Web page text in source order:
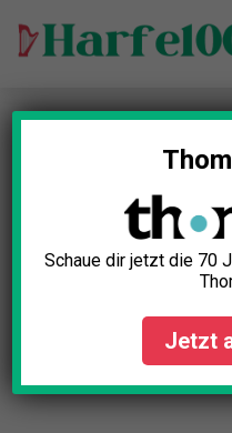
Inhalt
Schaue dir jetzt die 70
Jetzt